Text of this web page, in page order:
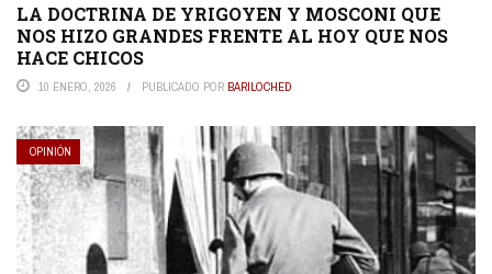
LA DOCTRINA DE YRIGOYEN Y MOSCONI QUE
NOS HIZO GRANDES FRENTE AL HOY QUE NOS
HACE CHICOS
10 ENERO, 2026 PUBLICADO POR BARILOCHED
OPINIÓN